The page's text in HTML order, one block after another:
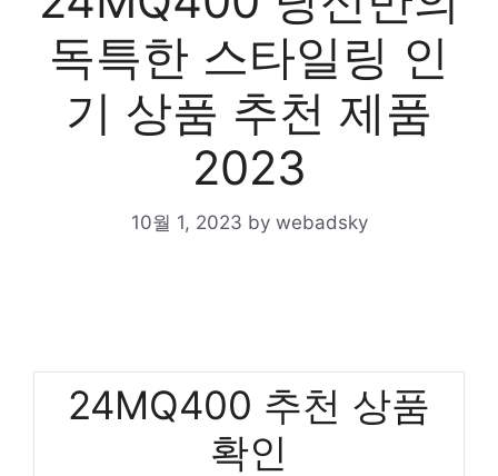
독특한 스타일링 인
기 상품 추천 제품
2023
10월 1, 2023 by webadsky
24MQ400 추천 상품
확인